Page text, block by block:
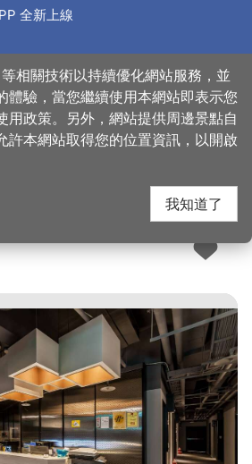
全新上線
> 旅館與民宿
-桃園館
人氣：1.7萬
相關技術以持續優化網站服務，並
體驗，當您繼續使用本網站即表示您
政策。另外，網站提供周邊景點自
許本網站取得您的位置資訊，以開啟
我知道了